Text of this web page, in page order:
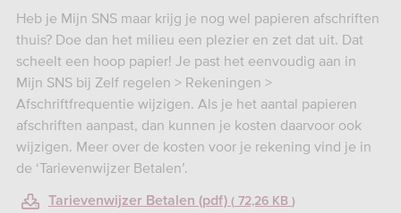
Heb je Mijn SNS maar krijg je nog wel papieren afschriften
thuis? Doe dan het milieu een plezier en zet dat uit. Dat
scheelt een hoop papier! Je past het eenvoudig aan in
Mijn SNS bij Zelf regelen > Rekeningen >
Afschriftfrequentie wijzigen. Als je het aantal papieren
afschriften aanpast, dan kunnen je kosten daarvoor ook
wijzigen. Meer over de kosten voor je rekening vind je in
de ‘Tarievenwijzer Betalen’.
Tarievenwijzer Betalen (pdf) 72,26 KB